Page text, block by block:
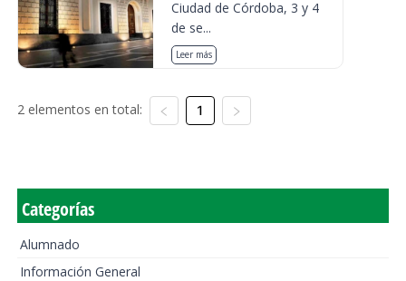
Ciudad de Córdoba, 3 y 4
de se...
Leer más
2 elementos en total: 1
Categorías
Alumnado
Información General